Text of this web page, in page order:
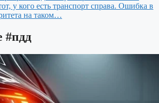
у кого есть транспорт справа. Ошибка в
на таком…
#пдд